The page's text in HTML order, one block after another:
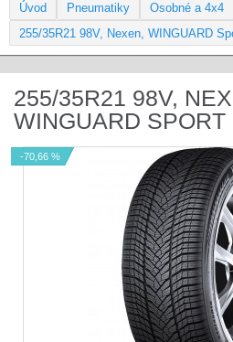
Úvod Pneumatiky Osobné a 4x4
255/35R21 98V, Nexen, WINGUARD
255/35R21 98V,
WINGUARD SPORT
-70,66 %